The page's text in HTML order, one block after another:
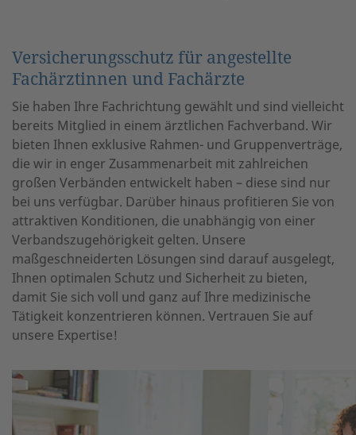
Versicherungsschutz für angestellte
Fachärztinnen und Fachärzte
Sie haben Ihre Fachrichtung gewählt und sind vielleicht
bereits Mitglied in einem ärztlichen Fachverband. Wir
bieten Ihnen exklusive Rahmen- und Gruppenverträge,
die wir in enger Zusammenarbeit mit zahlreichen
großen Verbänden entwickelt haben – diese sind nur
bei uns verfügbar. Darüber hinaus profitieren Sie von
attraktiven Konditionen, die unabhängig von einer
Verbandszugehörigkeit gelten. Unsere
maßgeschneiderten Lösungen sind darauf ausgelegt,
Ihnen optimalen Schutz und Sicherheit zu bieten,
damit Sie sich voll und ganz auf Ihre medizinische
Tätigkeit konzentrieren können. Vertrauen Sie auf
unsere Expertise!